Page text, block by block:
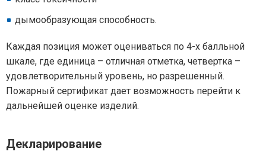
дымообразующая способность.
Каждая позиция может оцениваться по 4-х балльной
шкале, где единица – отличная отметка, четвертка –
удовлетворительный уровень, но разрешенный.
Пожарный сертификат дает возможность перейти к
дальнейшей оценке изделий.
Декларирование